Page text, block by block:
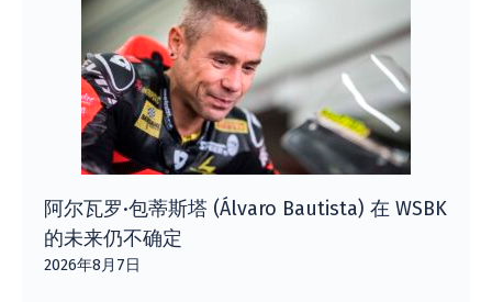
阿尔瓦罗·包蒂斯塔 (Álvaro Bautista) 在 WSBK
的未来仍不确定
2026年8月7日